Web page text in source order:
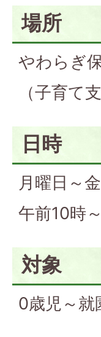
場所
やわらぎ
（子育て
日時
月曜日～
午前10時
対象
0歳児～就